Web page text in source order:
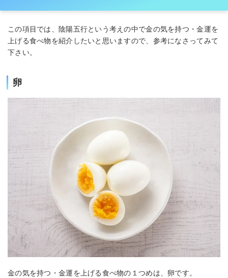
この項目では、陰陽五行という考えの中で金の気を持つ・金運を
上げる食べ物を紹介したいと思いますので、参考になさってみて
下さい。
卵
金の気を持つ・金運を上げる食べ物の１つめは、卵です。